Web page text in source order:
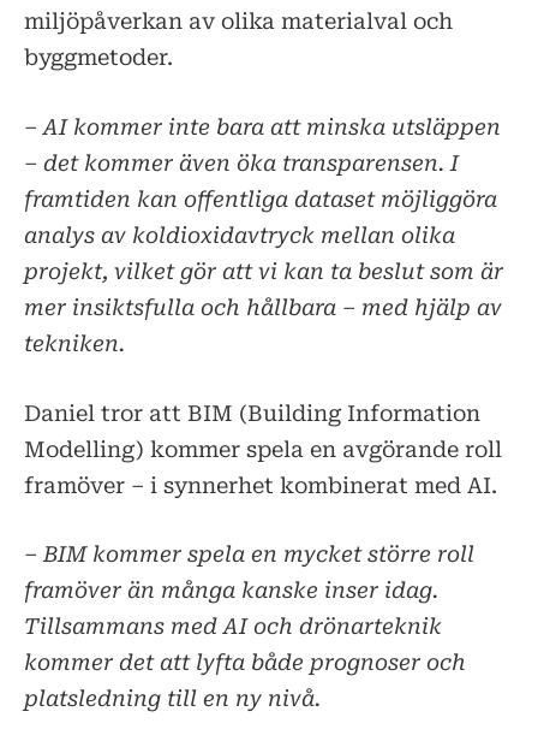
miljöpåverkan av olika materialval och
byggmetoder.
– AI kommer inte bara att minska utsläppen
– det kommer även öka transparensen. I
framtiden kan offentliga dataset möjliggöra
analys av koldioxidavtryck mellan olika
projekt, vilket gör att vi kan ta beslut som är
mer insiktsfulla och hållbara – med hjälp av
tekniken.
Daniel tror att BIM (Building Information
Modelling) kommer spela en avgörande roll
framöver – i synnerhet kombinerat med AI.
– BIM kommer spela en mycket större roll
framöver än många kanske inser idag.
Tillsammans med AI och drönarteknik
kommer det att lyfta både prognoser och
platsledning till en ny nivå.